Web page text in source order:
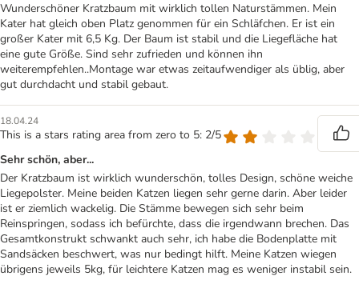
Wunderschöner Kratzbaum mit wirklich tollen Naturstämmen. Mein
Kater hat gleich oben Platz genommen für ein Schläfchen. Er ist ein
großer Kater mit 6,5 Kg. Der Baum ist stabil und die Liegefläche hat
eine gute Größe. Sind sehr zufrieden und können ihn
weiterempfehlen..Montage war etwas zeitaufwendiger als üblig, aber
gut durchdacht und stabil gebaut.
18.04.24
This is a stars rating area from zero to 5: 2/5
Sehr schön, aber...
Der Kratzbaum ist wirklich wunderschön, tolles Design, schöne weiche
Liegepolster. Meine beiden Katzen liegen sehr gerne darin. Aber leider
ist er ziemlich wackelig. Die Stämme bewegen sich sehr beim
Reinspringen, sodass ich befürchte, dass die irgendwann brechen. Das
Gesamtkonstrukt schwankt auch sehr, ich habe die Bodenplatte mit
Sandsäcken beschwert, was nur bedingt hilft. Meine Katzen wiegen
übrigens jeweils 5kg, für leichtere Katzen mag es weniger instabil sein.